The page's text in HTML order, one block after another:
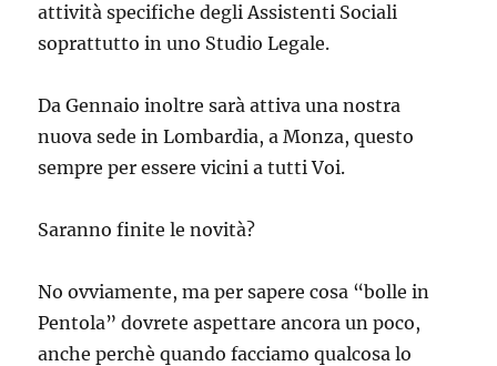
attività specifiche degli Assistenti Sociali
soprattutto in uno Studio Legale.
Da Gennaio inoltre sarà attiva una nostra
nuova sede in Lombardia, a Monza, questo
sempre per essere vicini a tutti Voi.
Saranno finite le novità?
No ovviamente, ma per sapere cosa “bolle in
Pentola” dovrete aspettare ancora un poco,
anche perchè quando facciamo qualcosa lo